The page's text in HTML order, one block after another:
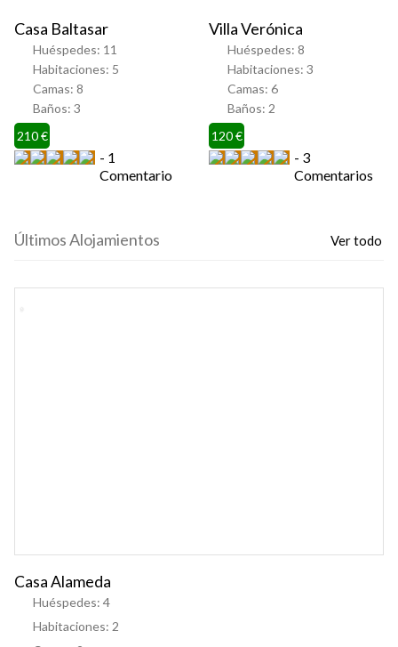
Casa Baltasar
Huéspedes: 11
Habitaciones: 5
Camas: 8
Baños: 3
210 €
1
Comentario
Villa Verónica
Huéspedes: 8
Habitaciones: 3
Camas: 6
Baños: 2
120 €
3
Comentarios
Últimos Alojamientos Ver todo
Casa Alameda
Huéspedes: 4
Habitaciones: 2